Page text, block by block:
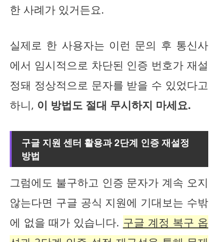
한 사례가 있거든요.
실제로 한 사용자는 이런 문의 후 통신사
에서 임시적으로 차단된 인증 번호가 재설
정돼 정상적으로 문자를 받을 수 있었다고
하니, 이 방법도 절대 무시하지 마세요.
구글 지원 센터 활용과 2단계 인증 재설정
방법
그럼에도 불구하고 인증 문자가 계속 오지
않는다면 구글 공식 지원에 기대보는 수밖
에 없을 때가 있습니다. 구글 계정 복구 옵